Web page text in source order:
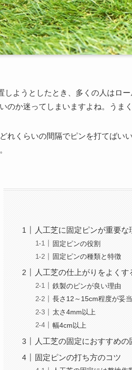
しようとしたとき、多くの人はロ
のか迷ってしまいますよね。うま
れくらいの間隔でピンを打てばい
人工芝に固定ピンが重要な
固定ピンの役割
固定ピンの種類と特徴
人工芝の仕上がりをよく
鉄製のピンが良い理由
長さ12～15cm程度が妥当
太さ4mm以上
幅4cm以上
人工芝の固定におすすめの
固定ピンの打ち方のコツ